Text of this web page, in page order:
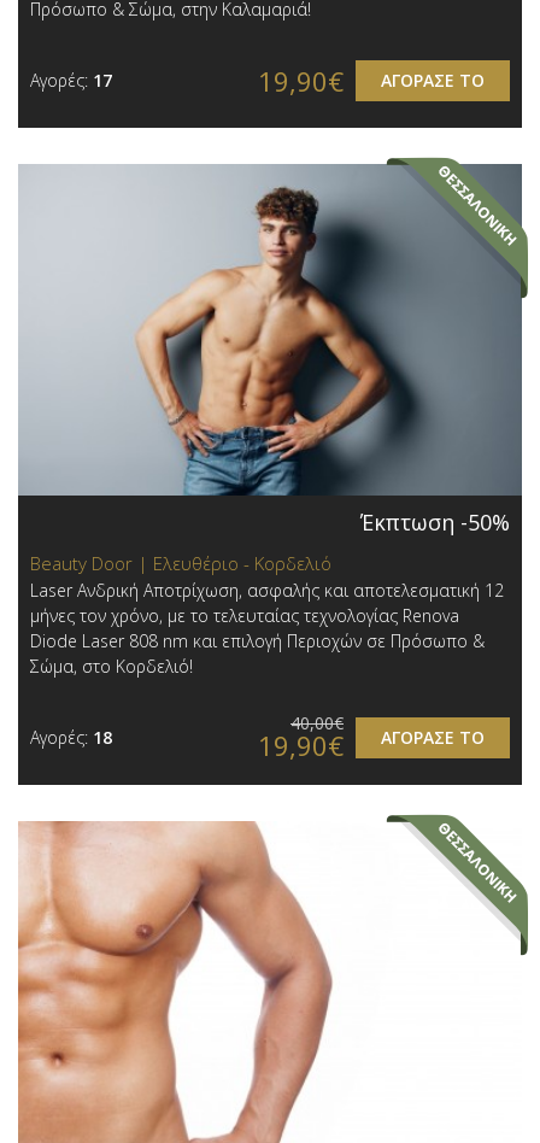
Πρόσωπο & Σώμα, στην Καλαμαριά!
Αγορές: 17 ΑΓΟΡΑΣΕ ΤΟ
19,90€
Έκπτωση -50%
Beauty Door | Ελευθέριο - Κορδελιό
Laser Ανδρική Αποτρίχωση, ασφαλής και αποτελεσματική 12
μήνες τον χρόνο, με το τελευταίας τεχνολογίας Renova
Diode Laser 808 nm και επιλογή Περιοχών σε Πρόσωπο &
Σώμα, στo Κορδελιό!
Αγορές: 18 ΑΓΟΡΑΣΕ ΤΟ
40,00€
19,90€